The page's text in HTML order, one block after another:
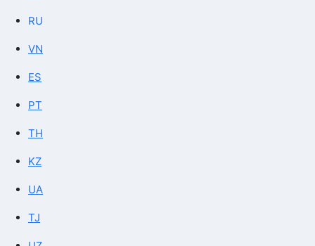
RU
VN
ES
PT
TH
KZ
UA
TJ